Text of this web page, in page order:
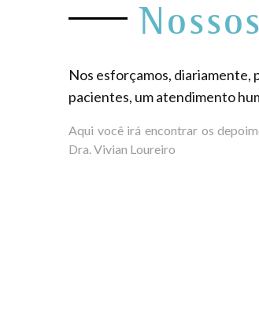
Nos esforçamos, diariamente,
pacientes, um atendimento
Aqui você irá encontrar os
Dra. Vivian Loureiro